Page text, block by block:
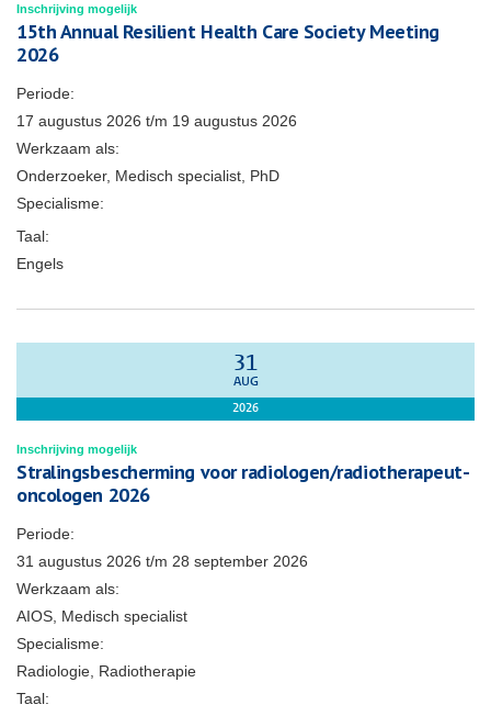
Inschrijving mogelijk
15th Annual Resilient Health Care Society Meeting
2026
Periode:
17 augustus 2026 t/m 19 augustus 2026
Werkzaam als:
Onderzoeker, Medisch specialist, PhD
Specialisme:
Taal:
Engels
31
AUG
2026
Inschrijving mogelijk
Stralingsbescherming voor radiologen/radiotherapeut-
oncologen 2026
Periode:
31 augustus 2026 t/m 28 september 2026
Werkzaam als:
AIOS, Medisch specialist
Specialisme:
Radiologie, Radiotherapie
Taal: